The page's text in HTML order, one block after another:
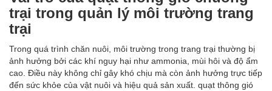
trại trong quản lý môi trường trang
trại
Trong quá trình chăn nuôi, môi trường trong trang trại thường bị
ảnh hưởng bởi các khí nguy hại như ammonia, mùi hôi và độ ẩm
cao. Điều này không chỉ gây khó chịu mà còn ảnh hưởng trực tiếp
đến sức khỏe của vật nuôi và hiệu quả sản xuất. quạt thông gió